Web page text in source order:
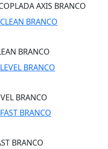
AXIS BRANCO
BRANCO
BRANCO
BRANCO